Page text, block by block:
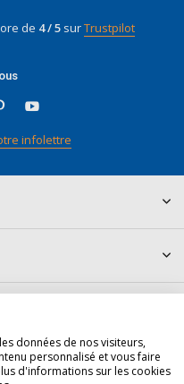
de 4 / 5surTrustpilot
infolettre
données de nos visiteurs,
personnalisé et vous faire
d'informations sur les cookies